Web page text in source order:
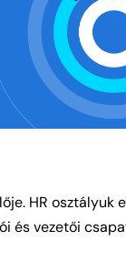
HR osztályuk
és vezetői